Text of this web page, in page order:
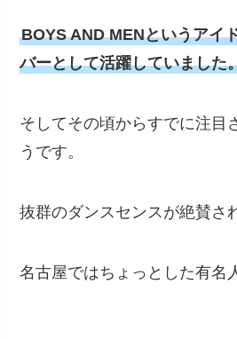
BOYS AND MENというアイ
バーとして活躍していました
そしてその頃からすでに注目
うです。
抜群のダンスセンスが絶賛さ
名古屋ではちょっとした有名